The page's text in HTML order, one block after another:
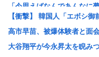
「今思えばなんであんなに
ワンピースの「世界に5種
【悲報】大阪で白昼堂々誘
国税 ギャンブル脱税パパ活
【衝撃】 韓国人「エボシ御
高市早苗、被爆体験者と面
大谷翔平が今永昇太を睨み